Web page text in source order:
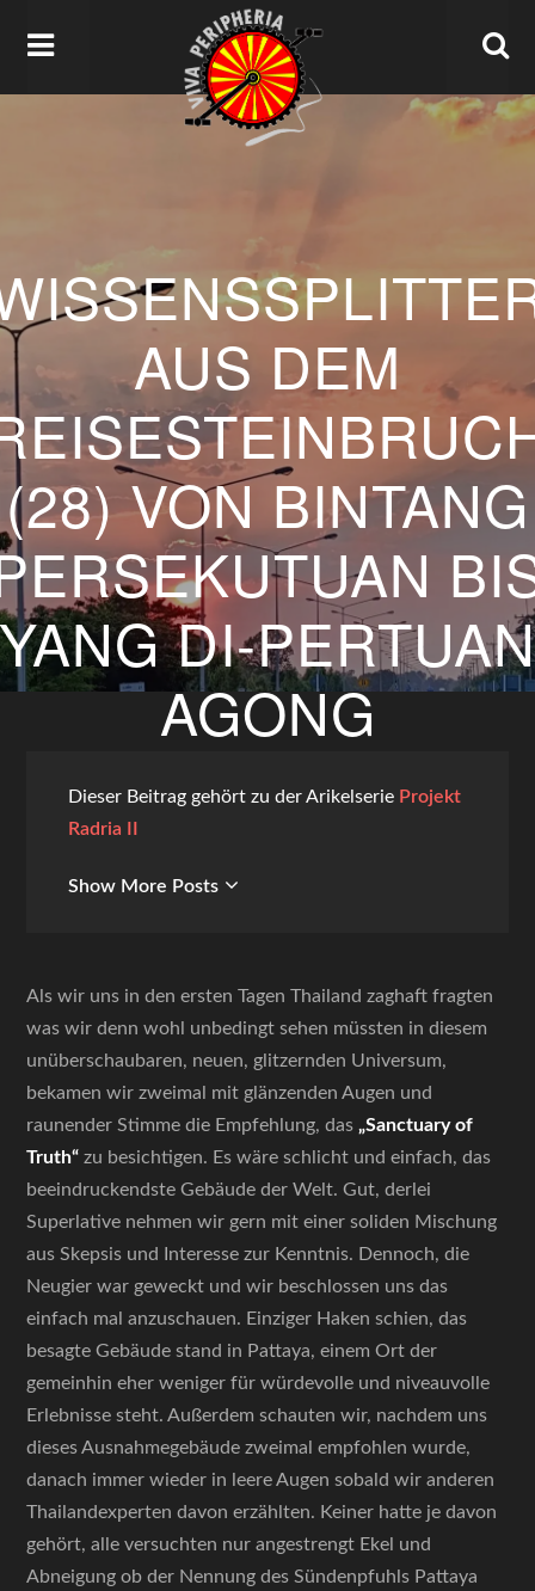
AUS DEM
(28) VON BINTANG
YANG DI-PERTUAN
AGONG
Dieser Beitrag gehört zu der Arikelserie Projekt
Radria II
Show More Posts
Als wir uns in den ersten Tagen Thailand zaghaft fragten
was wir denn wohl unbedingt sehen müssten in diesem
unüberschaubaren, neuen, glitzernden Universum,
bekamen wir zweimal mit glänzenden Augen und
raunender Stimme die Empfehlung, das„Sanctuary of
Truth“ zu besichtigen. Es wäre schlicht und einfach, das
beeindruckendste Gebäude der Welt. Gut, derlei
Superlative nehmen wir gern mit einer soliden Mischung
aus Skepsis und Interesse zur Kenntnis. Dennoch, die
Neugier war geweckt und wir beschlossen uns das
einfach mal anzuschauen. Einziger Haken schien, das
besagte Gebäude stand in Pattaya, einem Ort der
gemeinhin eher weniger für würdevolle und niveauvolle
Erlebnisse steht. Außerdem schauten wir, nachdem uns
dieses Ausnahmegebäude zweimal empfohlen wurde,
danach immer wieder in leere Augen sobald wir anderen
Thailandexperten davon erzählten. Keiner hatte je davon
gehört, alle versuchten nur angestrengt Ekel und
Abneigung ob der Nennung des Sündenpfuhls Pattaya